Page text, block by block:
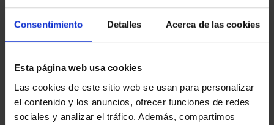
Consentimiento Detalles Acerca de las cookies
Esta página web usa cookies
Las cookies de este sitio web se usan para personalizar
el contenido y los anuncios, ofrecer funciones de redes
sociales y analizar el tráfico. Además, compartimos